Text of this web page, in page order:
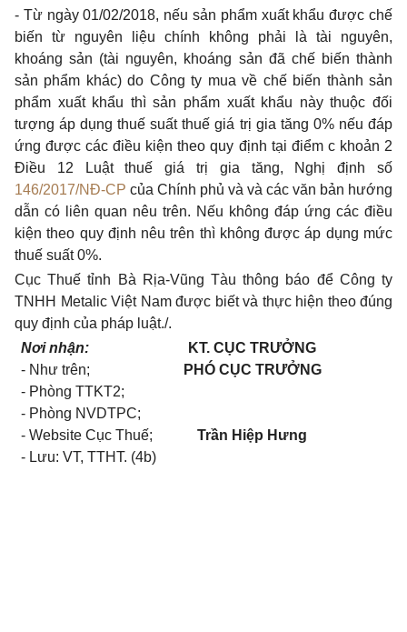
- Từ ngày 01/02/2018, nếu sản phẩm xuất khẩu được chế
biến từ nguyên liệu chính không phải là tài nguyên,
khoáng sản (tài nguyên, khoáng sản đã chế biến thành
sản phẩm khác) do Công ty mua về chế biến thành sản
phẩm xuất khẩu thì sản phẩm xuất khẩu này thuộc đối
tượng áp dụng thuế suất thuế giá trị gia tăng 0% nếu đáp
ứng được các điều kiện theo quy định tại điểm c khoản 2
Điều 12 Luật thuế giá trị gia tăng, Nghị định số
146/2017/NĐ-CP của Chính phủ và và các văn bản hướng
dẫn có liên quan nêu trên. Nếu không đáp ứng các điều
kiện theo quy định nêu trên thì không được áp dụng mức
thuế suất 0%.
Cục Thuế tỉnh Bà Rịa-Vũng Tàu thông báo để Công ty
TNHH Metalic Việt Nam được biết và thực hiện theo đúng
quy định của pháp luật./.
Nơi nhận:
- Như trên;
- Phòng TTKT2;
- Phòng NVDTPC;
- Website Cục Thuế;
- Lưu: VT, TTHT. (4b)
KT. CỤC TRƯỞNG
PHÓ CỤC TRƯỞNG
Trần Hiệp Hưng